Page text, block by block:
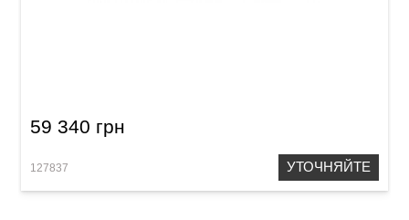
59 340 грн
127837 УТОЧНЯЙТЕ